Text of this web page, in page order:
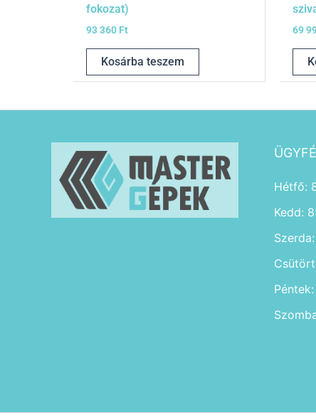
fokozat)
93 360 Ft
Kosárba teszem
69
Hétfő:
Kedd: